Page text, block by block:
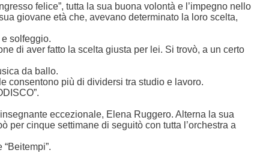
felice”, tutta la sua buona volontà e l’impegno nello
giovane età che, avevano determinato la loro scelta,
solfeggio.
di aver fatto la scelta giusta per lei. Si trovò, a un certo
da ballo.
consentono più di dividersi tra studio e lavoro.
eccezionale, Elena Ruggero. Alterna la sua
per cinque settimane di seguitò con tutta l’orchestra a